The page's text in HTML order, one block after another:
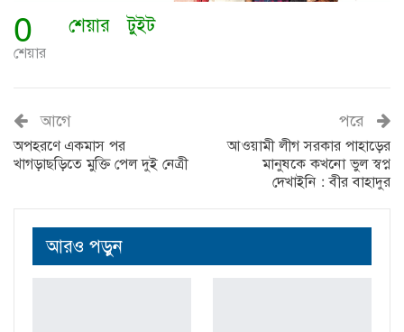
0
শেয়ার
শেয়ার টুইট
আগে
অপহরণে একমাস পর
খাগড়াছড়িতে মুক্তি পেল দুই নেত্রী
পরে
আওয়ামী লীগ সরকার পাহাড়ের
মানুষকে কখনো ভুল স্বপ্ন
দেখাইনি : বীর বাহাদুর
আরও পড়ুন